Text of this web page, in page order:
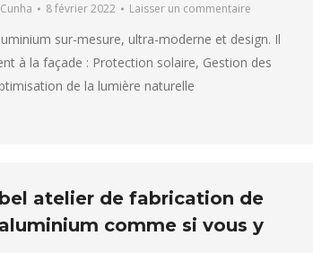
8 février 2022 Laisser un commentaire
sur-mesure, ultra-moderne et design. Il
à la façade : Protection solaire, Gestion des
de la lumière naturelle
atelier de fabrication de
comme si vous y